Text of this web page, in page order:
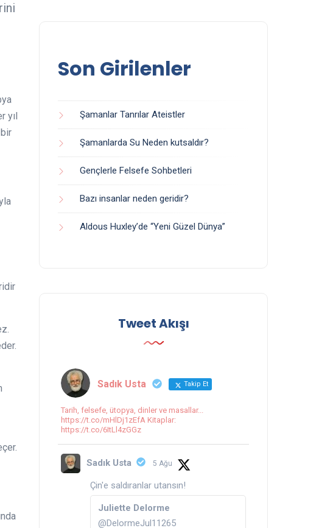
yıl
Son Girilenler
Şamanlar Tanrılar Ateistler
Şamanlarda Su Neden kutsaldır?
Gençlerle Felsefe Sohbetleri
Bazı insanlar neden geridir?
Aldous Huxley’de “Yeni Güzel Dünya”
Tweet Akışı
Sadık Usta Takip Et
Tarih, felsefe, ütopya, dinler ve masallar...
https://t.co/mHlDj1zEfA Kitaplar:
https://t.co/6ItLl4zGGz
Sadık Usta 5 Ağu
Çin'e saldıranlar utansın!
Juliette Delorme
@DelormeJul11265